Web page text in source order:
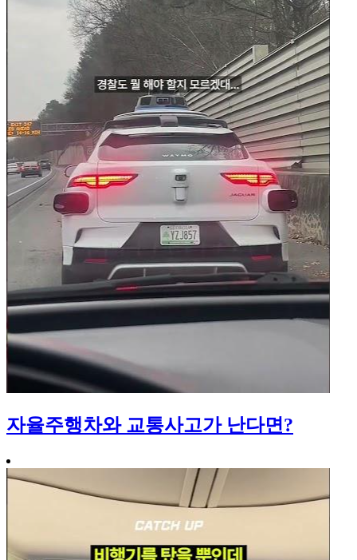
자율주행차와 교통사고가 난다면?